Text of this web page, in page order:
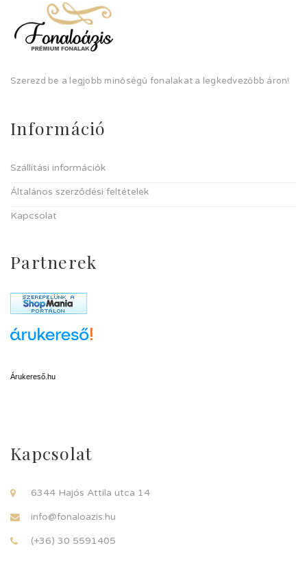
Szerezd be a legjobb minőségű fonalakat a legkedvezőbb áron!
Információ
Szállítási információk
Általános szerződési feltételek
Kapcsolat
Partnerek
Árukereső.hu
Kapcsolat
6344 Hajós Attila utca 14
info@fonaloazis.hu
(+36) 30 5591405